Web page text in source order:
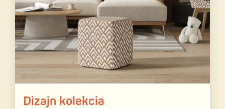
Dizajn kolekcia